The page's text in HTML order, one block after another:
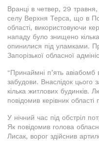
Вранці в четвер, 29 травня,
селу Верхня Терса, що в
області, використовуючи
нападу було знищено
опинилися під уламками.
Запорізької обласної
"Принаймні п’ять авіабомб
забудови. Внаслідок цього
кілька житлових будинків.
повідомив керівник області
У нічний час під обстріл
Як повідомив голова
Лисак, ворог здійснив